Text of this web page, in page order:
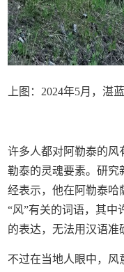
上图：2024年5月，湛
许多人都对阿勒泰的风
勒泰的灵魂要素。研究
经表示，他在阿勒泰哈
“风”有关的词语，其中
的表达，无法用汉语准
不过在当地人眼中，风